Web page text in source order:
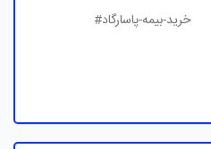
خرید-بیمه-پاسارگاد#